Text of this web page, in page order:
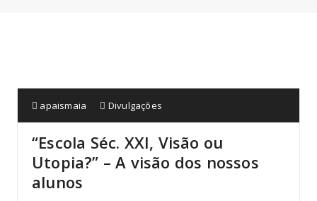
apaismaia Divulgações
“Escola Séc. XXI, Visão ou
Utopia?” – A visão dos nossos
alunos